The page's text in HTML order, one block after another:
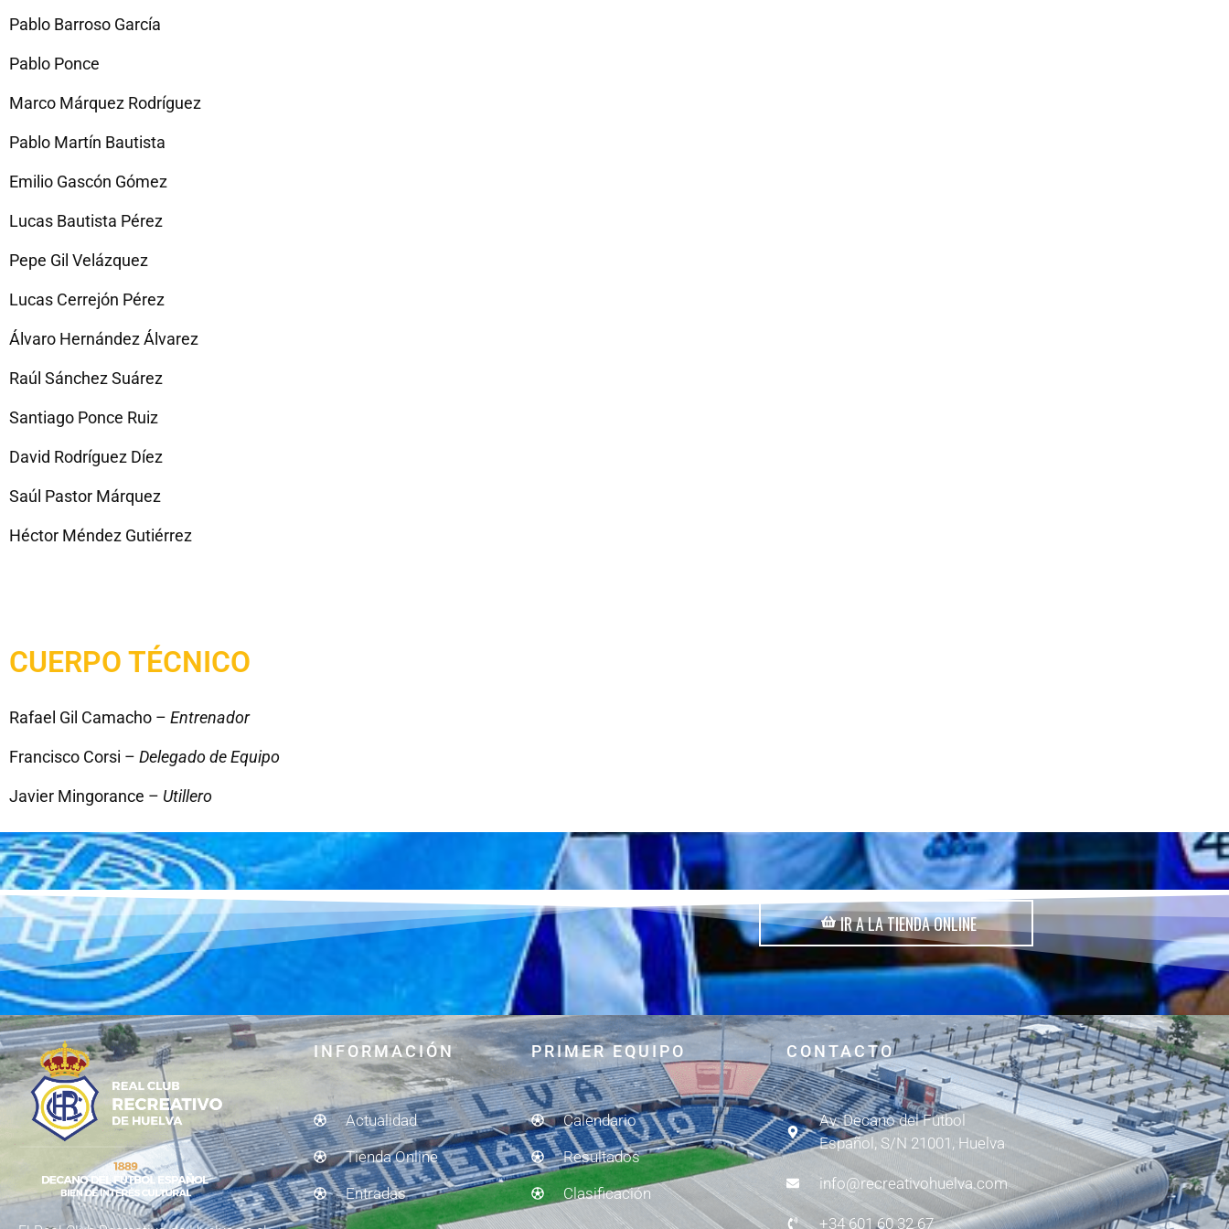
Pablo Barroso García
Pablo Ponce
Marco Márquez Rodríguez
Pablo Martín Bautista
Emilio Gascón Gómez
Lucas Bautista Pérez
Pepe Gil Velázquez
Lucas Cerrejón Pérez
Álvaro Hernández Álvarez
Raúl Sánchez Suárez
Santiago Ponce Ruiz
David Rodríguez Díez
Saúl Pastor Márquez
Héctor Méndez Gutiérrez
CUERPO TÉCNICO
Rafael Gil Camacho – Entrenador
Francisco Corsi – Delegado de Equipo
Javier Mingorance – Utillero
IR A LA TIENDA ONLINE
INFORMACIÓN
Actualidad
Tienda Online
Entradas
PRIMER EQUIPO
Calendario
Resultados
Clasificación
CONTACTO
Av. Decano del Fútbol
Español, S/N 21001, Huelva
info@recreativohuelva.com
+34 601 60 32 67